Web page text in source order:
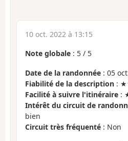
10 oct. 2022 à 13:15
Note globale : 5 / 5
Date de la randonnée : 05
Fiabilité de la description :
Facilité à suivre l'itinéraire :
Intérêt du circuit de
bien
Circuit très fréquenté : Non